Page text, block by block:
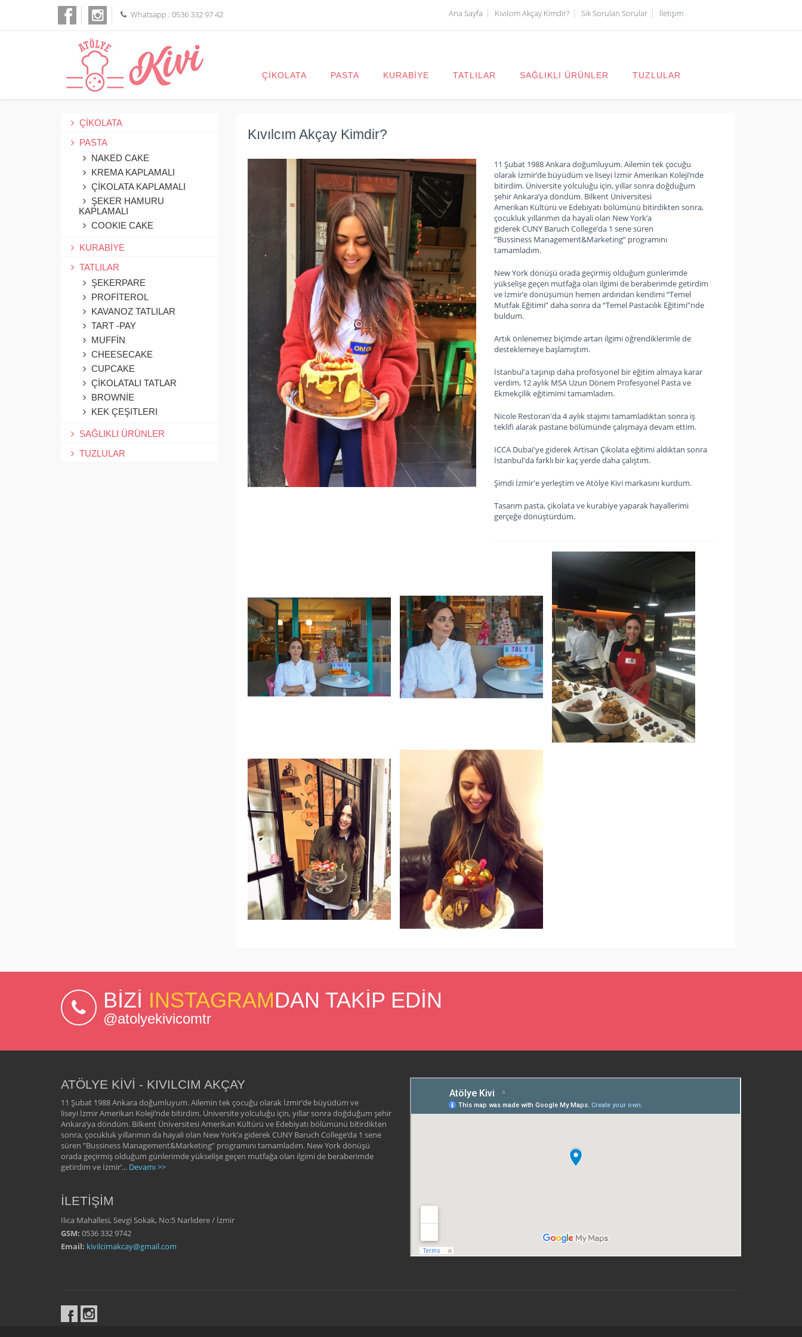
Whatsapp : 0536 332 97 42 Ana Sayfa Kıvılcım Akçay Kimdir? Sık Sorulan Sorular İletişim
ÇİKOLATA PASTA KURABİYE TATLILAR SAĞLIKLI ÜRÜNLER TUZLULAR
ÇİKOLATA
PASTA
NAKED CAKE
KREMA KAPLAMALI
ÇİKOLATA KAPLAMALI
ŞEKER HAMURU
KAPLAMALI
COOKIE CAKE
KURABİYE
TATLILAR
ŞEKERPARE
PROFİTEROL
KAVANOZ TATLILAR
TART -PAY
MUFFİN
CHEESECAKE
CUPCAKE
ÇİKOLATALI TATLAR
BROWNİE
KEK ÇEŞITLERI
SAĞLIKLI ÜRÜNLER
TUZLULAR
Kıvılcım Akçay Kimdir?
11 Şubat 1988 Ankara doğumluyum. Ailemin tek çocuğu
olarak İzmir’de büyüdüm ve liseyi İzmir Amerikan Koleji’nde
bitirdim. Üniversite yolculuğu için, yıllar sonra doğduğum
şehir Ankara’ya döndüm. Bilkent Üniversitesi
Amerikan Kültürü ve Edebiyatı bölümünü bitirdikten sonra,
çocukluk yıllarımın da hayali olan New York’a
giderek CUNY Baruch College’da 1 sene süren
”Bussiness Management&Marketing” programını
tamamladım.
New York dönüşü orada geçirmiş olduğum günlerimde
yükselişe geçen mutfağa olan ilgimi de beraberimde getirdim
ve İzmir’e dönüşümün hemen ardından kendimi “Temel
Mutfak Eğitimi” daha sonra da “Temel Pastacılık Eğitimi”nde
buldum.
Artık önlenemez biçimde artan ilgimi öğrendiklerimle de
desteklemeye başlamıştım.
İstanbul'a taşınıp daha profösyonel bir eğitim almaya karar
verdim, 12 aylık MSA Uzun Dönem Profesyonel Pasta ve
Ekmekçilik eğitimimi tamamladım.
Nicole Restoran'da 4 aylık stajımı tamamladıktan sonra iş
teklifi alarak pastane bölümünde çalışmaya devam ettim.
ICCA Dubai'ye giderek Artisan Çikolata eğitimi aldıktan sonra
İstanbul'da farklı bir kaç yerde daha çalıştım.
Şimdi İzmir'e yerleştim ve Atölye Kivi markasını kurdum.
Tasarım pasta, çikolata ve kurabiye yaparak hayallerimi
gerçeğe dönüştürdüm.
BİZİ INSTAGRAMDAN TAKİP EDİN
@atolyekivicomtr
ATÖLYE KİVİ - KIVILCIM AKÇAY
11 Şubat 1988 Ankara doğumluyum. Ailemin tek çocuğu olarak İzmir’de büyüdüm ve
liseyi İzmir Amerikan Koleji’nde bitirdim. Üniversite yolculuğu için, yıllar sonra doğduğum şehir
Ankara’ya döndüm. Bilkent Üniversitesi Amerikan Kültürü ve Edebiyatı bölümünü bitirdikten
sonra, çocukluk yıllarımın da hayali olan New York’a giderek CUNY Baruch College’da 1 sene
süren ”Bussiness Management&Marketing” programını tamamladım. New York dönüşü
orada geçirmiş olduğum günlerimde yükselişe geçen mutfağa olan ilgimi de beraberimde
getirdim ve İzmir’... Devamı >>
İLETİŞİM
Ilıca Mahallesi, Sevgi Sokak, No:5 Narlıdere / İzmir
GSM: 0536 332 9742
Email: kivilcimakcay@gmail.com